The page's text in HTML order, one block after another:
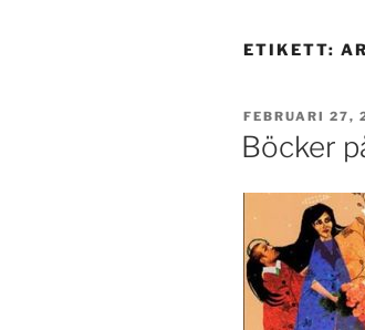
ETIKETT:
PUBLICERAT
FEBRUARI 27,
Böcker